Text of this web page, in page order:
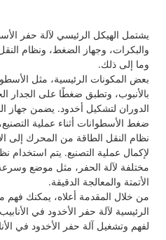
يشتمل الهيكل الرئيسي لآلة حفر
والبكرات، وجهاز الضغط، ونظام
وما إلى ذلك.
بعض المكونات الرئيسية، مثل
بالأنبوب، وتطبق ضغطًا على الجدار
الدوران لتشكيل أخدود. يضمن
ضغط الأسطوانات أثناء عملية
نظام النقل الطاقة من المحرك إلى
لإكمال عملية التصنيع. يتم استخدام
مختلفة لآلة الحفر، مثل موضع
الأتمتة والمعالجة الدقيقة.
من خلال المقدمة أعلاه، يمكنك فهم
الرئيسية لآلة حفر الأخدود في
لفهم وتشغيل آلة حفر الأخدود في